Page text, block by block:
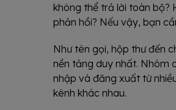
không thể trả lời toàn bộ?
phản hồi? Nếu vậy, bạn
Như tên gọi, hộp thư đến
nền tảng duy nhất. Nhóm
nhập và đăng xuất từ
kênh khác nhau.